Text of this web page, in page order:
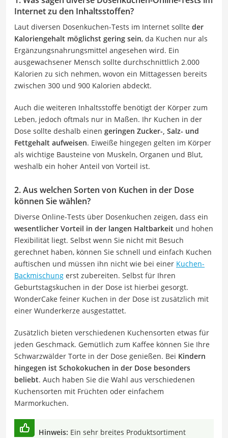
Internet zu den Inhaltsstoffen?
Laut diversen Dosenkuchen-Tests im Internet sollte der
Kaloriengehalt möglichst gering sein, da Kuchen nur als
Ergänzungsnahrungsmittel angesehen wird. Ein
ausgewachsener Mensch sollte durchschnittlich 2.000
Kalorien zu sich nehmen, wovon ein Mittagessen bereits
zwischen 300 und 900 Kalorien abdeckt.
Auch die weiteren Inhaltsstoffe benötigt der Körper zum
Leben, jedoch oftmals nur in Maßen. Ihr Kuchen in der
Dose sollte deshalb einen geringen Zucker-, Salz- und
Fettgehalt aufweisen. Eiweiße hingegen gelten im Körper
als wichtige Bausteine von Muskeln, Organen und Blut,
weshalb ein hoher Anteil von Vorteil ist.
2. Aus welchen Sorten von Kuchen in der Dose
können Sie wählen?
Diverse Online-Tests über Dosenkuchen zeigen, dass ein
wesentlicher Vorteil in der langen Haltbarkeit und hohen
Flexibilität liegt. Selbst wenn Sie nicht mit Besuch
gerechnet haben, können Sie schnell und einfach Kuchen
auftischen und müssen ihn nicht wie bei einer Kuchen-
Backmischung erst zubereiten. Selbst für Ihren
Geburtstagskuchen in der Dose ist hierbei gesorgt.
WonderCake feiner Kuchen in der Dose ist zusätzlich mit
einer Wunderkerze ausgestattet.
Zusätzlich bieten verschiedenen Kuchensorten etwas für
jeden Geschmack. Gemütlich zum Kaffee können Sie Ihre
Schwarzwälder Torte in der Dose genießen. Bei Kindern
hingegen ist Schokokuchen in der Dose besonders
beliebt. Auch haben Sie die Wahl aus verschiedenen
Kuchensorten mit Früchten oder einfachem
Marmorkuchen.
Hinweis: Ein sehr breites Produktsortiment